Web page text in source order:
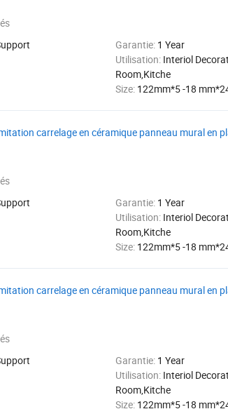
Garantie: 1 Year
Utilisation: Interiol
Room,Kitche
Size: 122mm*5 -18
carrelage en céramique panneau mural en
Garantie: 1 Year
Utilisation: Interiol
Room,Kitche
Size: 122mm*5 -18
carrelage en céramique panneau mural en
Garantie: 1 Year
Utilisation: Interiol
Room,Kitche
Size: 122mm*5 -18